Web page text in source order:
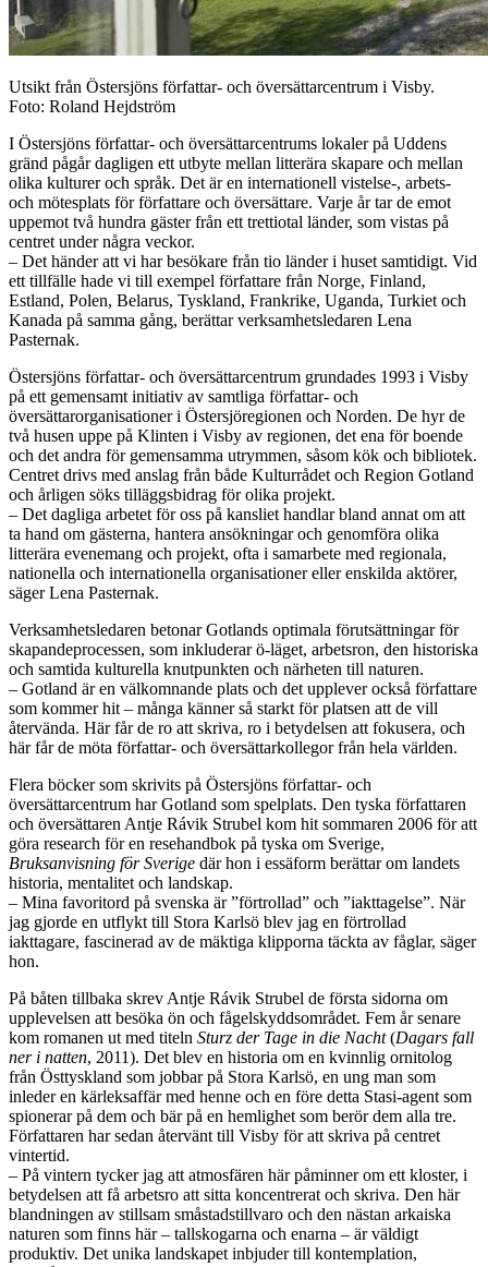
Utsikt från Östersjöns författar- och översättarcentrum i Visby.
Foto: Roland Hejdström
I Östersjöns författar- och översättarcentrums lokaler på Uddens
gränd pågår dagligen ett utbyte mellan litterära skapare och mellan
olika kulturer och språk. Det är en internationell vistelse-, arbets-
och mötesplats för författare och översättare. Varje år tar de emot
uppemot två hundra gäster från ett trettiotal länder, som vistas på
centret under några veckor.
– Det händer att vi har besökare från tio länder i huset samtidigt. Vid
ett tillfälle hade vi till exempel författare från Norge, Finland,
Estland, Polen, Belarus, Tyskland, Frankrike, Uganda, Turkiet och
Kanada på samma gång, berättar verksamhetsledaren Lena
Pasternak.
Östersjöns författar- och översättarcentrum grundades 1993 i Visby
på ett gemensamt initiativ av samtliga författar- och
översättarorganisationer i Östersjöregionen och Norden. De hyr de
två husen uppe på Klinten i Visby av regionen, det ena för boende
och det andra för gemensamma utrymmen, såsom kök och bibliotek.
Centret drivs med anslag från både Kulturrådet och Region Gotland
och årligen söks tilläggsbidrag för olika projekt.
– Det dagliga arbetet för oss på kansliet handlar bland annat om att
ta hand om gästerna, hantera ansökningar och genomföra olika
litterära evenemang och projekt, ofta i samarbete med regionala,
nationella och internationella organisationer eller enskilda aktörer,
säger Lena Pasternak.
Verksamhetsledaren betonar Gotlands optimala förutsättningar för
skapandeprocessen, som inkluderar ö-läget, arbetsron, den historiska
och samtida kulturella knutpunkten och närheten till naturen.
– Gotland är en välkomnande plats och det upplever också författare
som kommer hit – många känner så starkt för platsen att de vill
återvända. Här får de ro att skriva, ro i betydelsen att fokusera, och
här får de möta författar- och översättarkollegor från hela världen.
Flera böcker som skrivits på Östersjöns författar- och
översättarcentrum har Gotland som spelplats. Den tyska författaren
och översättaren Antje Rávik Strubel kom hit sommaren 2006 för att
göra research för en resehandbok på tyska om Sverige,
Bruksanvisning för Sverige där hon i essäform berättar om landets
historia, mentalitet och landskap.
– Mina favoritord på svenska är ”förtrollad” och ”iakttagelse”. När
jag gjorde en utflykt till Stora Karlsö blev jag en förtrollad
iakttagare, fascinerad av de mäktiga klipporna täckta av fåglar, säger
hon.
På båten tillbaka skrev Antje Rávik Strubel de första sidorna om
upplevelsen att besöka ön och fågelskyddsområdet. Fem år senare
kom romanen ut med titeln Sturz der Tage in die Nacht(Dagars fall
ner i natten, 2011). Det blev en historia om en kvinnlig ornitolog
från Östtyskland som jobbar på Stora Karlsö, en ung man som
inleder en kärleksaffär med henne och en före detta Stasi-agent som
spionerar på dem och bär på en hemlighet som berör dem alla tre.
Författaren har sedan återvänt till Visby för att skriva på centret
vintertid.
– På vintern tycker jag att atmosfären här påminner om ett kloster, i
betydelsen att få arbetsro att sitta koncentrerat och skriva. Den här
blandningen av stillsam småstadstillvaro och den nästan arkaiska
naturen som finns här – tallskogarna och enarna – är väldigt
produktiv. Det unika landskapet inbjuder till kontemplation,